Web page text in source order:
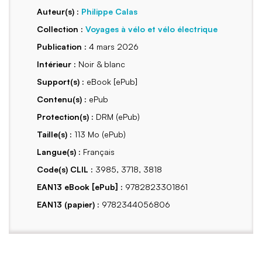
Auteur(s) : Philippe Calas
Collection : Voyages à vélo et vélo électrique
Publication : 4 mars 2026
Intérieur : Noir & blanc
Support(s) : eBook [ePub]
Contenu(s) : ePub
Protection(s) : DRM (ePub)
Taille(s) : 113 Mo (ePub)
Langue(s) : Français
Code(s) CLIL : 3985, 3718, 3818
EAN13 eBook [ePub] : 9782823301861
EAN13 (papier) : 9782344056806